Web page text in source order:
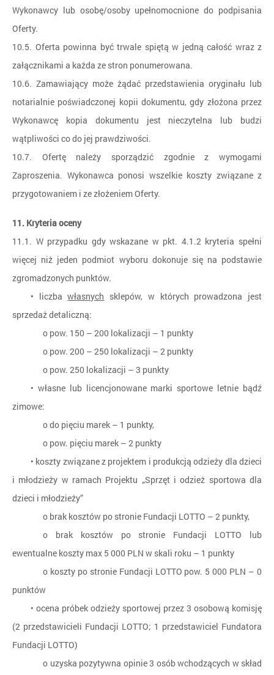
Wykonawcy lub osobę/osoby upełnomocnione do podpisania
Oferty.
10.5. Oferta powinna być trwale spiętą w jedną całość wraz z
załącznikami a każda ze stron ponumerowana.
10.6. Zamawiający może żądać przedstawienia oryginału lub
notarialnie poświadczonej kopii dokumentu, gdy złożona przez
Wykonawcę kopia dokumentu jest nieczytelna lub budzi
wątpliwości co do jej prawdziwości.
10.7. Ofertę należy sporządzić zgodnie z wymogami
Zaproszenia. Wykonawca ponosi wszelkie koszty związane z
przygotowaniem i ze złożeniem Oferty.
11. Kryteria oceny
11.1. W przypadku gdy wskazane w pkt. 4.1.2 kryteria spełni
więcej niż jeden podmiot wyboru dokonuje się na podstawie
zgromadzonych punktów.
• liczbawłasnych sklepów, w których prowadzona jest
sprzedaż detaliczną:
o pow. 150 – 200 lokalizacji – 1 punkty
o pow. 200 – 250 lokalizacji – 2 punkty
o pow. 250 lokalizacji – 3 punkty
• własne lub licencjonowane marki sportowe letnie bądź
zimowe:
o do pięciu marek – 1 punkty,
o pow. pięciu marek – 2 punkty
• koszty związane z projektem i produkcją odzieży dla dzieci
i młodzieży w ramach Projektu „Sprzęt i odzież sportowa dla
dzieci i młodzieży”
o brak kosztów po stronie Fundacji LOTTO – 2 punkty,
o brak kosztów po stronie Fundacji LOTTO lub
ewentualne koszty max 5 000 PLN w skali roku – 1 punkty
o koszty po stronie Fundacji LOTTO pow. 5 000 PLN – 0
punktów
• ocena próbek odzieży sportowej przez 3 osobową komisję
(2 przedstawicieli Fundacji LOTTO; 1 przedstawiciel Fundatora
Fundacji LOTTO)
o uzyska pozytywna opinie 3 osób wchodzących w skład